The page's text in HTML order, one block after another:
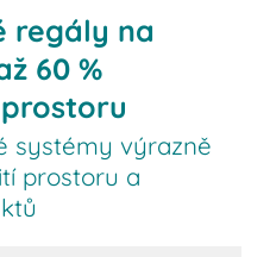
regály na
60 %
systémy výrazně
prostoru a